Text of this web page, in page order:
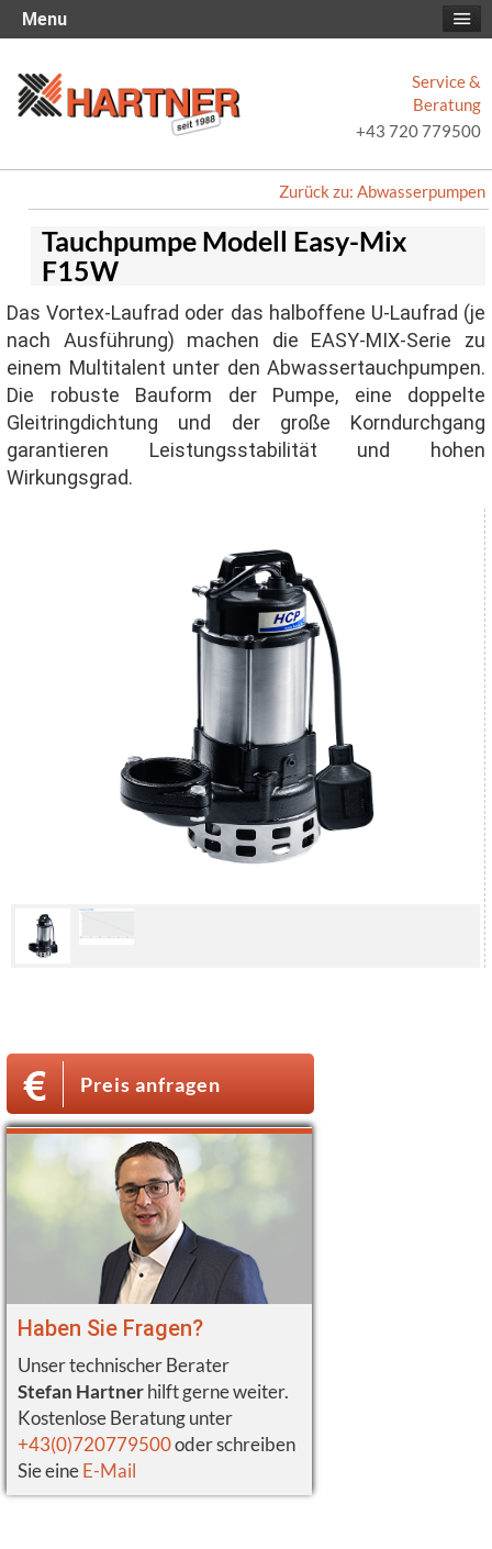
Service &
Beratung
+43 720 779500
Zurück zu: Abwasserpumpen
Tauchpumpe Modell Easy-Mix
F15W
Das Vortex-Laufrad oder das halboffene U-Laufrad (je
nach Ausführung) machen die EASY-MIX-Serie zu
einem Multitalent unter den Abwassertauchpumpen.
Die robuste Bauform der Pumpe, eine doppelte
Gleitringdichtung und der große Korndurchgang
garantieren Leistungsstabilität und hohen
Wirkungsgrad.
Preis anfragen
Haben Sie Fragen?
Unser technischer Berater
Stefan Hartnerhilft gerne weiter.
Kostenlose Beratung unter
+43(0)720779500oder schreiben
Sie eineE-Mail
Menu